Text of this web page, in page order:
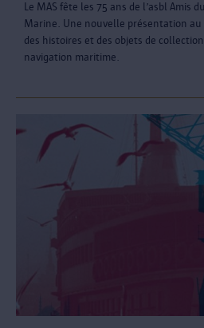
Le MAS fête les 75 ans de l’asbl Amis
Marine. Une nouvelle présentation au
des histoires et des objets de
navigation maritime.